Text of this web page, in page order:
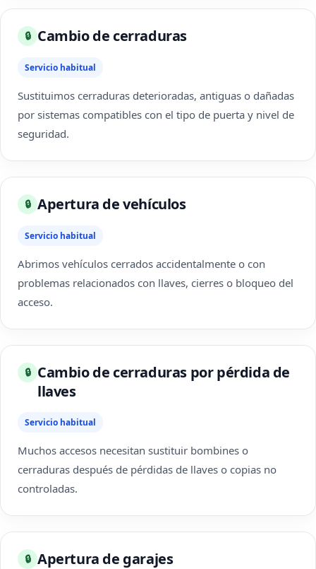
🔒 Cambio de cerraduras
Servicio habitual
Sustituimos cerraduras deterioradas, antiguas o dañadas
por sistemas compatibles con el tipo de puerta y nivel de
seguridad.
🔒 Apertura de vehículos
Servicio habitual
Abrimos vehículos cerrados accidentalmente o con
problemas relacionados con llaves, cierres o bloqueo del
acceso.
🔒 Cambio de cerraduras por pérdida de
llaves
Servicio habitual
Muchos accesos necesitan sustituir bombines o
cerraduras después de pérdidas de llaves o copias no
controladas.
🔒 Apertura de garajes